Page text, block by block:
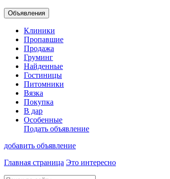
Объявления
Клиники
Пропавшие
Продажа
Груминг
Найденные
Гостиницы
Питомники
Вязка
Покупка
В дар
Особенные
Подать объявление
добавить объявление
Главная страница Это интересно